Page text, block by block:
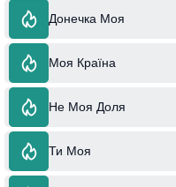
Донечка Моя
Моя Країна
Не Моя Доля
Ти Моя